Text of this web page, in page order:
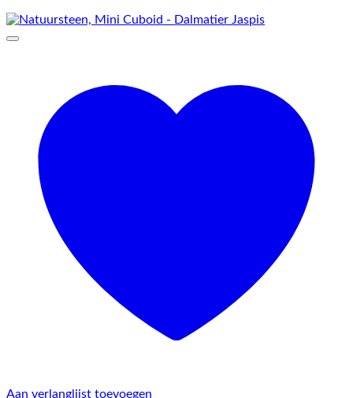
Aan verlanglijst toevoegen